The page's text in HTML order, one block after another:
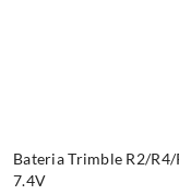
Bateria Trimble R2/
7.4V